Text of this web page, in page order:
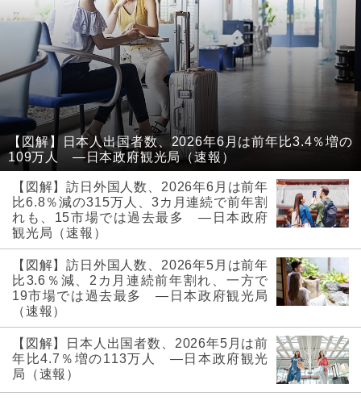
【図解】日本人出国者数、2026年6月は前年比3.4％増の
109万人 ―日本政府観光局（速報）
【図解】訪日外国人数、2026年6月は前年
比6.8％減の315万人、3カ月連続で前年割
れも、15市場では過去最多 ―日本政府
観光局（速報）
【図解】訪日外国人数、2026年5月は前年
比3.6％減、2カ月連続前年割れ、一方で
19市場では過去最多 ―日本政府観光局
（速報）
【図解】日本人出国者数、2026年5月は前
年比4.7％増の113万人 ―日本政府観光
局（速報）